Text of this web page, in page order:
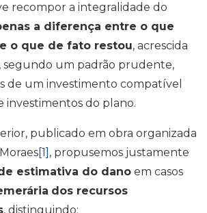
recompor a integralidade do
a diferença entre o que
o que de fato restou, acrescida
segundo um padrão prudente,
de um investimento compatível
investimentos do plano.
publicado em obra organizada
[1] , propusemos justamente
estimativa do dano em casos
dos recursos
, distinguindo: